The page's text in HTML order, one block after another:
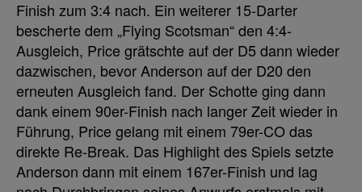
Finish zum 3:4 nach. Ein weiterer 15-Darter
bescherte dem „Flying Scotsman“ den 4:4-
Ausgleich, Price grätschte auf der D5 dann wieder
dazwischen, bevor Anderson auf der D20 den
erneuten Ausgleich fand. Der Schotte ging dann
dank einem 90er-Finish nach langer Zeit wieder in
Führung, Price gelang mit einem 79er-CO das
direkte Re-Break. Das Highlight des Spiels setzte
Anderson dann mit einem 167er-Finish und lag